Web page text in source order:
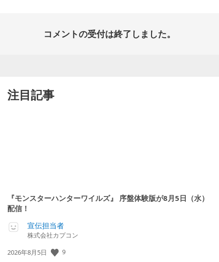
コメントの受付は終了しました。
注目記事
『モンスターハンターワイルズ』 序盤体験版が8月5日（水）
配信！
宣伝担当者
株式会社カプコン
公
2026年8月5日 9